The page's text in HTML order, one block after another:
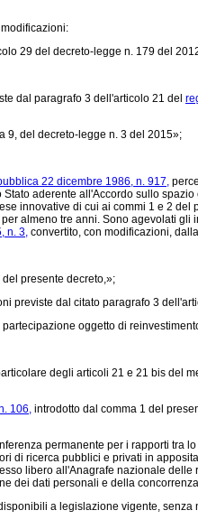
29 del decreto-legge n. 179 del
dal paragrafo 3 dell'articolo 21 del
9, del decreto-legge n. 3 del 2015»;
22 dicembre 1986, n. 917,
aderente all'Accordo sullo
innovative di cui ai commi 1 e 2 del
almeno tre anni. Sono agevolati gli
n. 3, convertito, con modificazioni, dalla
presente decreto,»;
previste dal citato paragrafo 3
oggetto di
degli articoli 21 e 21 bis del
106, introdotto dal comma 1 del
permanente per i rapporti tra
di ricerca pubblici e privati in
libero all'Anagrafe nazionale
dei dati personali e della
a legislazione vigente,